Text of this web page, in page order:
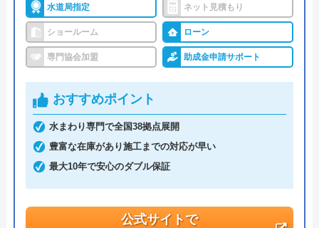
DOのリフォーム の基本情報
運営会社 株式会社AndDoホ―ルディングス
創業・設立 1991年創業 2009年1月設立
本社所在地
〒100-6701
東京都千代田区丸の内1丁目8番1号 丸
の内トラストタワ―Ｎ館17F
水道局指定 ネット見積もり
ショールーム ローン
専門協会加盟 助成金申請サポート
おすすめポイント
水まわり専門で全国38拠点展開
豊富な在庫があり施工までの対応が早い
最大10年で安心のダブル保証
公式サイトで